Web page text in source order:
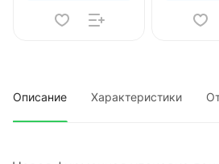
Описание Характеристики